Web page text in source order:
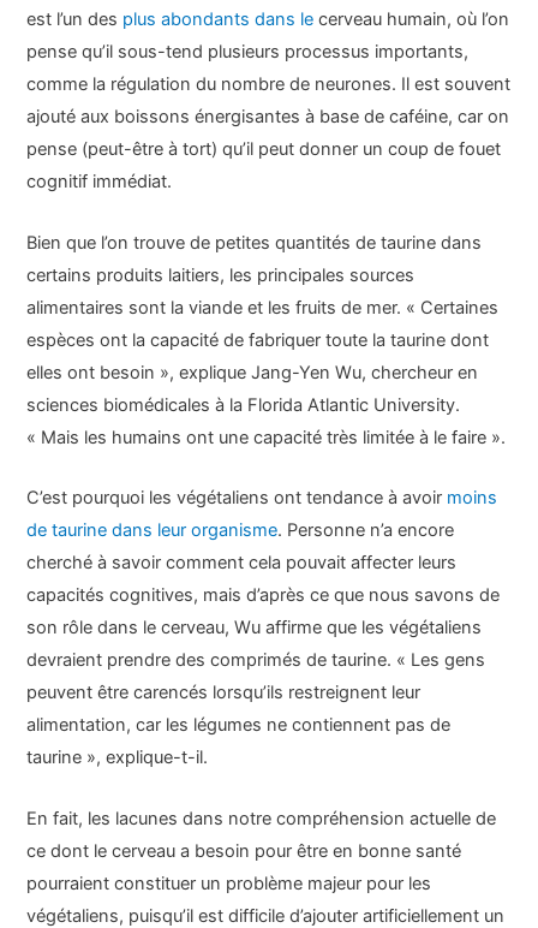
est l’un des plus abondants dans lecerveau humain, où l’on
pense qu’il sous-tend plusieurs processus importants,
comme la régulation du nombre de neurones. Il est souvent
ajouté aux boissons énergisantes à base de caféine, car on
pense (peut-être à tort) qu’il peut donner un coup de fouet
cognitif immédiat.
Bien que l’on trouve de petites quantités de taurine dans
certains produits laitiers, les principales sources
alimentaires sont la viande et les fruits de mer. « Certaines
espèces ont la capacité de fabriquer toute la taurine dont
elles ont besoin », explique Jang-Yen Wu, chercheur en
sciences biomédicales à la Florida Atlantic University.
« Mais les humains ont une capacité très limitée à le faire ».
C’est pourquoi les végétaliens ont tendance à avoir moins
de taurine dans leur organisme. Personne n’a encore
cherché à savoir comment cela pouvait affecter leurs
capacités cognitives, mais d’après ce que nous savons de
son rôle dans le cerveau, Wu affirme que les végétaliens
devraient prendre des comprimés de taurine. « Les gens
peuvent être carencés lorsqu’ils restreignent leur
alimentation, car les légumes ne contiennent pas de
taurine », explique-t-il.
En fait, les lacunes dans notre compréhension actuelle de
ce dont le cerveau a besoin pour être en bonne santé
pourraient constituer un problème majeur pour les
végétaliens, puisqu’il est difficile d’ajouter artificiellement un